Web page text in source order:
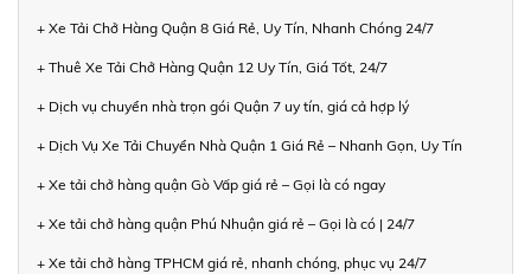
+ Xe Tải Chở Hàng Quận 8 Giá Rẻ, Uy Tín, Nhanh Chóng 24/7
+ Thuê Xe Tải Chở Hàng Quận 12 Uy Tín, Giá Tốt, 24/7
+ Dịch vụ chuyển nhà trọn gói Quận 7 uy tín, giá cả hợp lý
+ Dịch Vụ Xe Tải Chuyển Nhà Quận 1 Giá Rẻ – Nhanh Gọn, Uy Tín
+ Xe tải chở hàng quận Gò Vấp giá rẻ – Gọi là có ngay
+ Xe tải chở hàng quận Phú Nhuận giá rẻ – Gọi là có | 24/7
+ Xe tải chở hàng TPHCM giá rẻ, nhanh chóng, phục vụ 24/7